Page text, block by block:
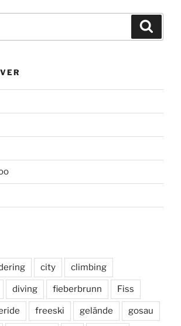
city climbing
diving fieberbrunn Fiss
freeski gelände gosau